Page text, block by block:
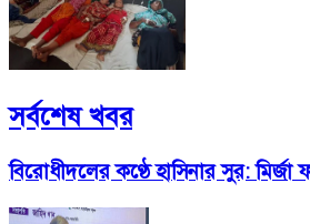
সর্বশেষ খবর
বিরোধীদলের কণ্ঠে হাসিনার সুর: